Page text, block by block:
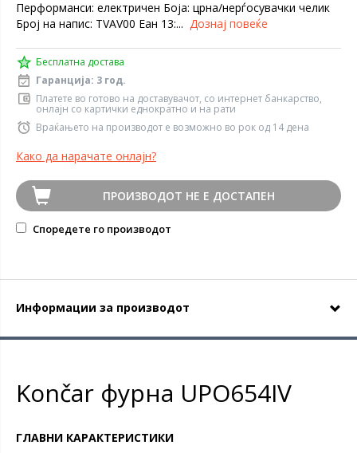
Перформанси: електричен Боја: црна/нерѓосувачки челик
Број на напис: TVAV00 Еан 13:... Дознај повеќе
Бесплатна достава
Гаранција: 3 год.
Платете во готово на доставувачот, со интернет банкарство,
онлајн со картички еднократно и на рати
Враќањето на производот е возможно во рок од 14 дена
Како да нарачате онлајн?
ПРОИЗВОДОТ НЕ Е ДОСТАПЕН
Споредете го производот
Информации за производот
Končar фурна UPO654IV
ГЛАВНИ КАРАКТЕРИСТИКИ